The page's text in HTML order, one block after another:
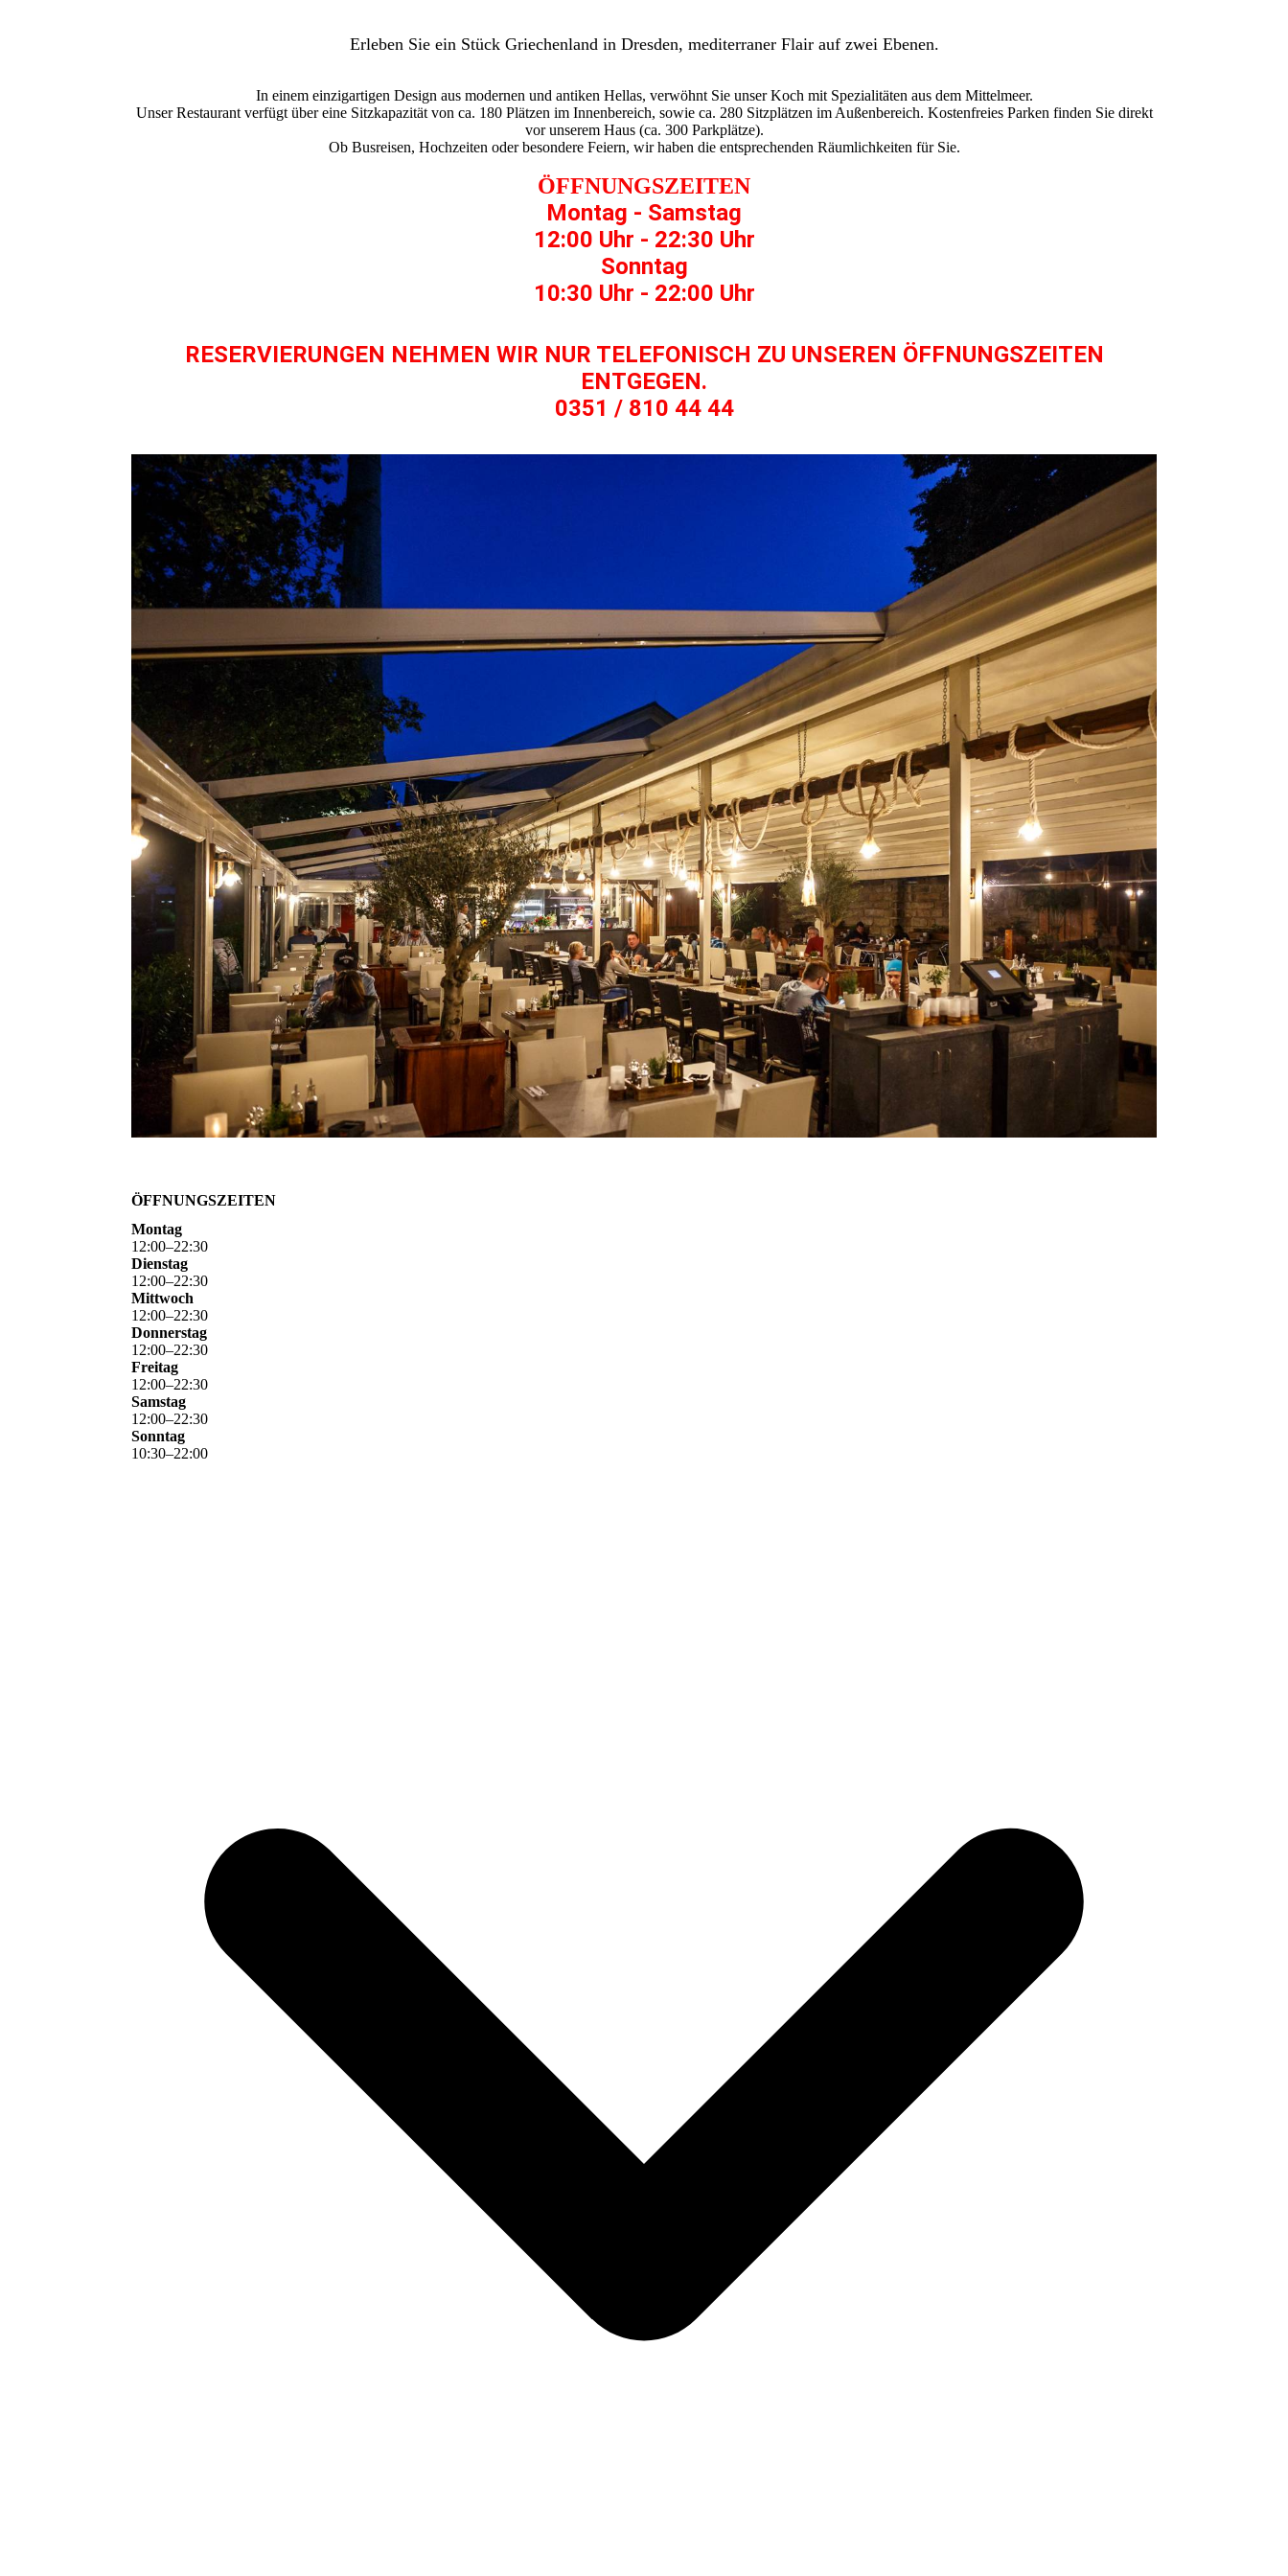
Erleben Sie ein Stück Griechenland in Dresden, mediterraner Flair auf zwei Ebenen.
In einem einzigartigen Design aus modernen und antiken Hellas, verwöhnt Sie unser Koch mit Spezialitäten aus dem Mittelmeer.
Unser Restaurant verfügt über eine Sitzkapazität von ca. 180 Plätzen im Innenbereich, sowie ca. 280 Sitzplätzen im Außenbereich. Kostenfreies Parken finden Sie direkt
vor unserem Haus (ca. 300 Parkplätze).
Ob Busreisen, Hochzeiten oder besondere Feiern, wir haben die entsprechenden Räumlichkeiten für Sie.
ÖFFNUNGSZEITEN
Montag - Samstag
12:00 Uhr - 22:30 Uhr
Sonntag
10:30 Uhr - 22:00 Uhr
RESERVIERUNGEN NEHMEN WIR NUR TELEFONISCH ZU UNSEREN ÖFFNUNGSZEITEN
ENTGEGEN.
0351 / 810 44 44
ÖFFNUNGSZEITEN
Montag
12:00–22:30
Dienstag
12:00–22:30
Mittwoch
12:00–22:30
Donnerstag
12:00–22:30
Freitag
12:00–22:30
Samstag
12:00–22:30
Sonntag
10:30–22:00